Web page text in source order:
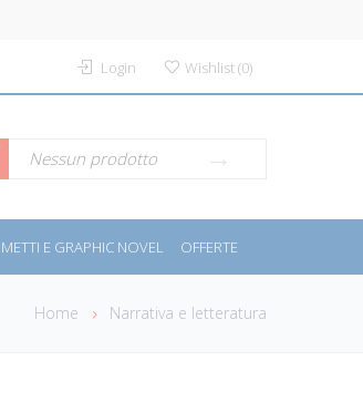
Login Wishlist(0)
Nessun prodotto
E GRAPHIC NOVEL OFFERTE
Home Narrativa e letteratura